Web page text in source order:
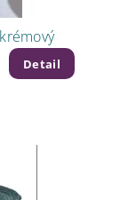
Detail